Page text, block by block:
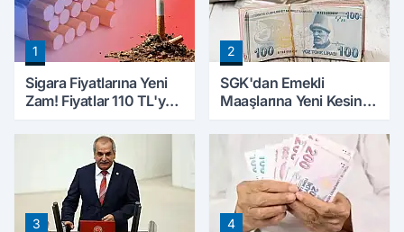
1
Sigara Fiyatlarına Yeni
Zam! Fiyatlar 110 TL'ye
2
SGK'dan Emekli
Maaşlarına Yeni Kesinti
Borçları Aylıklardan
Tahsil Edilecek
3 4